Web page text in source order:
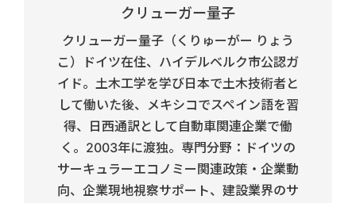
クリューガー量子
クリューガー量子（くりゅーがー りょう
こ）ドイツ在住、ハイデルベルク市公認ガ
イド。土木工学を学び日本で土木技術者と
して働いた後、メキシコでスペイン語を習
得、日西通訳として自動車関連企業で働
く。2003年に渡独。専門分野：ドイツの
サーキュラーエコノミー関連政策・企業動
向、企業現地視察サポート、建設業界のサ